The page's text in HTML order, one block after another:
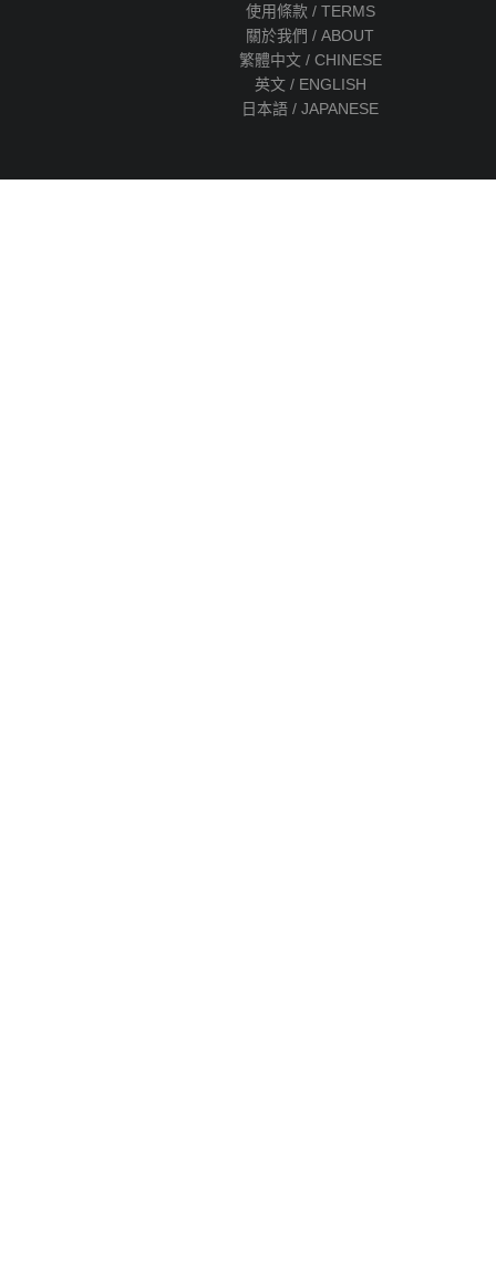
使用條款 / TERMS
關於我們 / ABOUT
繁體中文 / CHINESE
英文 / ENGLISH
日本語 / JAPANESE